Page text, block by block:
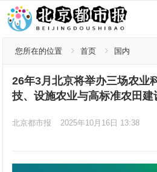
您所在的位置 首页 国内
26年3月北京将举办三场农
技、设施农业与高标准农田建
北京都市报 2025年10月16日 13:38